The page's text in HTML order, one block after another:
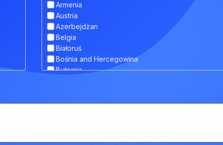
Armenia
Austria
Azerbejdżan
Belgia
Białoruś
Bośnia and Hercegowina
Bułgaria
Czarnogóra